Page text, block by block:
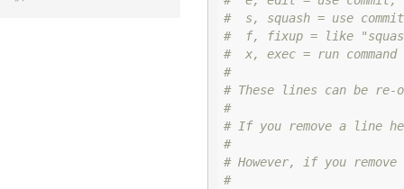
#  s, squash = use
#  f, fixup = like
#  x, exec = run
#
# These lines can be re-
#
# If you remove a line here
#
# However, if you
#